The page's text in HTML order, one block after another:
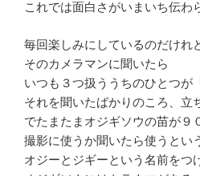
これでは面白さがいまいち伝わ
毎回楽しみにしているのだけれ
そのカメラマンに聞いたら
いつも３つ扱ううちのひとつが
それを聞いたばかりのころ、立
でたまたまオジギソウの苗が９
撮影に使うか聞いたら使うとい
オジーとジギーという名前をつ